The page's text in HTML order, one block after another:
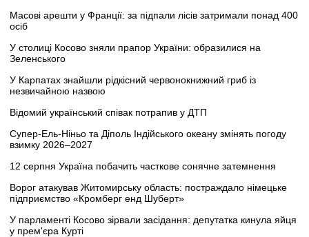
Масові арешти у Франції: за підпали лісів затримали понад 400
осіб
У столиці Косово зняли прапор України: образилися на
Зеленського
У Карпатах знайшли рідкісний червонокнижний гриб із
незвичайною назвою
Відомий український співак потрапив у ДТП
Супер-Ель-Ніньо та Діполь Індійського океану змінять погоду
взимку 2026–2027
12 серпня Україна побачить часткове сонячне затемнення
Ворог атакував Житомирську область: постраждало німецьке
підприємство «Кромберг енд Шуберт»
У парламенті Косово зірвали засідання: депутатка кинула яйця
у прем'єра Курті